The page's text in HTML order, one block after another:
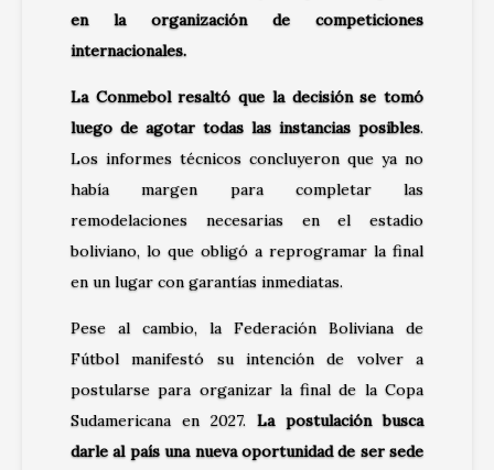
en la organización de competiciones
internacionales.
La Conmebol resaltó que la decisión se tomó
luego de agotar todas las instancias posibles.
Los informes técnicos concluyeron que ya no
había margen para completar las
remodelaciones necesarias en el estadio
boliviano, lo que obligó a reprogramar la final
en un lugar con garantías inmediatas.
Pese al cambio, la Federación Boliviana de
Fútbol manifestó su intención de volver a
postularse para organizar la final de la Copa
Sudamericana en 2027. La postulación busca
darle al país una nueva oportunidad de ser sede